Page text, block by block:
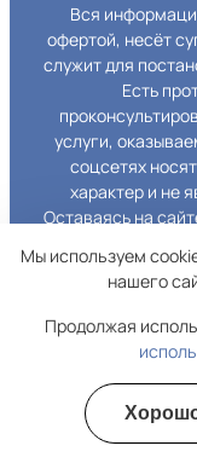
Вся
офертой, несёт
служит для
Есть
услуги,
соцсетях
характер и не
Оставаясь на
Copyright ©
Новые навыки
За 10 занятий
Мы используем
нашего
Продолжая